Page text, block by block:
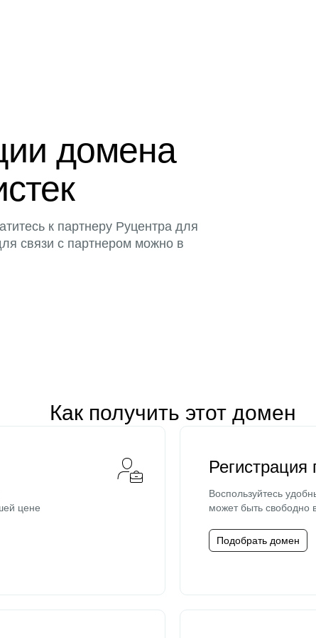
домена
к партнеру Руцентра для
связи с партнером можно в
Как получить этот домен
цене
Воспользуйтесь
может быть свободно
Подобрать домен